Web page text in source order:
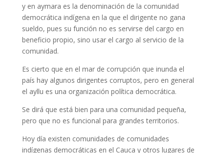
y en aymara es la denominación de la comunidad
democrática indígena en la que el dirigente no gana
sueldo, pues su función no es servirse del cargo en
beneficio propio, sino usar el cargo al servicio de la
comunidad.
Es cierto que en el mar de corrupción que inunda el
país hay algunos dirigentes corruptos, pero en general
el ayllu es una organización política democrática.
Se dirá que está bien para una comunidad pequeña,
pero que no es funcional para grandes territorios.
Hoy día existen comunidades de comunidades
indígenas democráticas en el Cauca y otros lugares de